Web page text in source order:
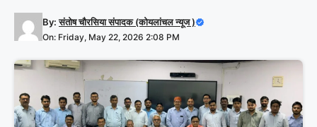
By:संतोष चौरसिया संपादक (कोयलांचल न्यूज )
On: Friday, May 22, 2026 2:08 PM